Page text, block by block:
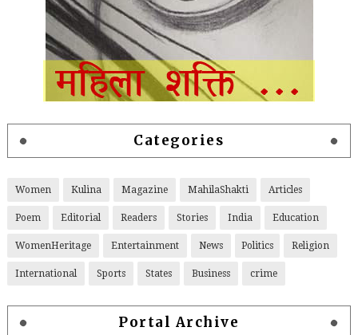
Categories
Women Kulina Magazine MahilaShakti Articles
Poem Editorial Readers Stories India Education
WomenHeritage Entertainment News Politics Religion
International Sports States Business crime
Portal Archive